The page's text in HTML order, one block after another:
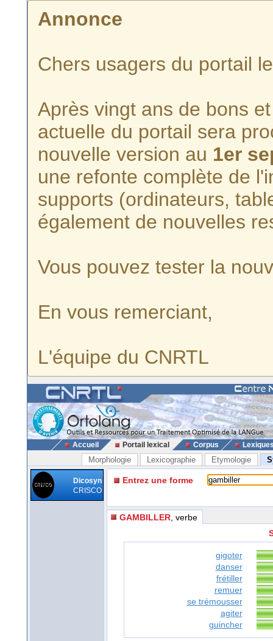
Annonce
Chers usagers du portail
Après vingt ans de bons
actuelle du portail sera
nouvelle version au 1er
une refonte complète de
supports (ordinateurs,
également de nouvelles
Vous pouvez tester la
En vous remerciant,
L'équipe du CNRTL
Accueil Portail lexical Corpus
Morphologie Lexicographie Etymologie
Dicosyn
CRISCO
Entrez une forme
GAMBILLER , verbe
gigoter
danser
frétiller
remuer
se trémousser
agiter
guincher